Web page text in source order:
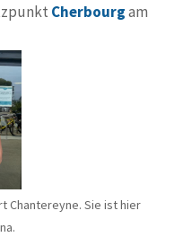
Cherbourgam
Chantereyne. Sie ist hier